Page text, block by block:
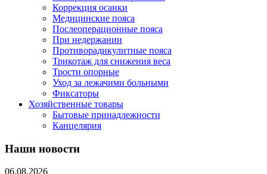
Коррекция осанки
Медицинские пояса
Послеоперационные пояса
При недержании
Противорадикулитные пояса
Трикотаж для снижения веса
Трости опорные
Уход за лежачими больными
Фиксаторы
Хозяйственные товары
Бытовые принадлежности
Канцелярия
Наши новости
06.08.2026